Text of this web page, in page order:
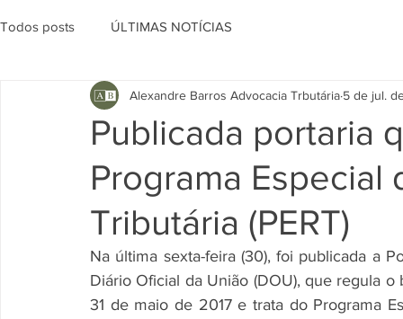
Todos posts ÚLTIMAS NOTÍCIAS
Publicada portaria
Programa Especial
Tributária (PERT)
Alexandre Barros Advocacia Trbutária 5 de jul.
Na última sexta-feira (30), foi publicada a
Diário Oficial da União (DOU), que regula
31 de maio de 2017 e trata do Programa